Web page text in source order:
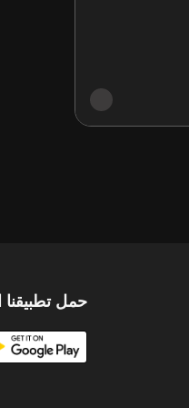
حمل تطبيقنا